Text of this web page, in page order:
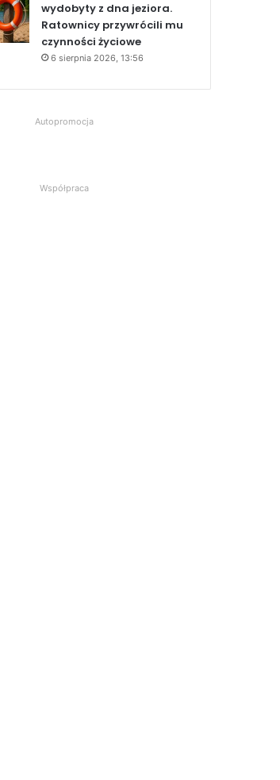
wydobyty z dna jeziora.
Ratownicy przywrócili mu
czynności życiowe
6 sierpnia 2026, 13:56
Autopromocja
Współpraca